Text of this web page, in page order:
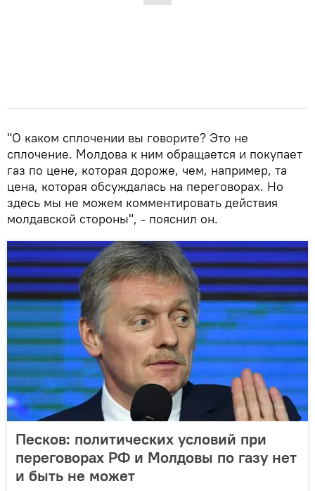
"О каком сплочении вы говорите? Это не
сплочение. Молдова к ним обращается и покупает
газ по цене, которая дороже, чем, например, та
цена, которая обсуждалась на переговорах. Но
здесь мы не можем комментировать действия
молдавской стороны", - пояснил он.
Песков: политических условий при
переговорах РФ и Молдовы по газу нет
и быть не может